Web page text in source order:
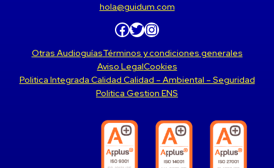
hola@guidum.com
Facebook Twitter Instagram
Otras AudioguíasTérminos y condiciones generales
Aviso LegalCookies
Politica Integrada Calidad Calidad – Ambiental – Seguridad
Politica Gestion ENS